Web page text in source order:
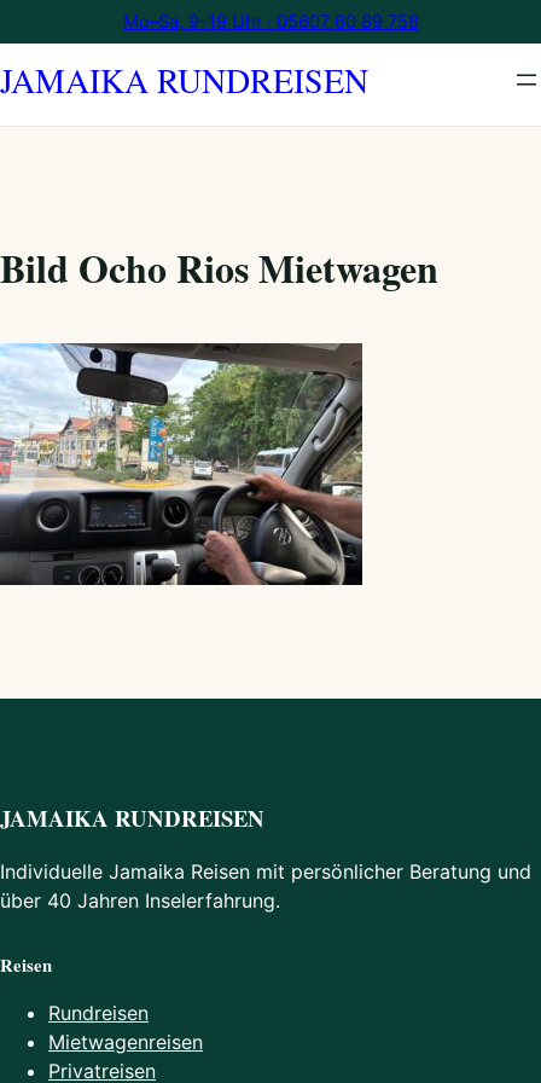
Inhalt
springen
Mo–Sa, 9–19 Uhr · 05607 60 89 758
JAMAIKA RUNDREISEN
Bild Ocho Rios Mietwagen
JAMAIKA RUNDREISEN
Individuelle Jamaika Reisen mit persönlicher Beratung und
über 40 Jahren Inselerfahrung.
Reisen
Rundreisen
Mietwagenreisen
Privatreisen